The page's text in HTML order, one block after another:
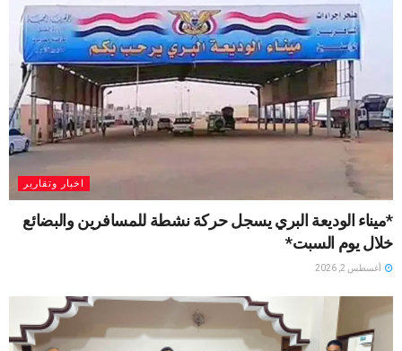
اخبار وتقارير
*ميناء الوديعة البري يسجل حركة نشطة للمسافرين والبضائع
خلال يوم السبت*
أغسطس 2, 2026